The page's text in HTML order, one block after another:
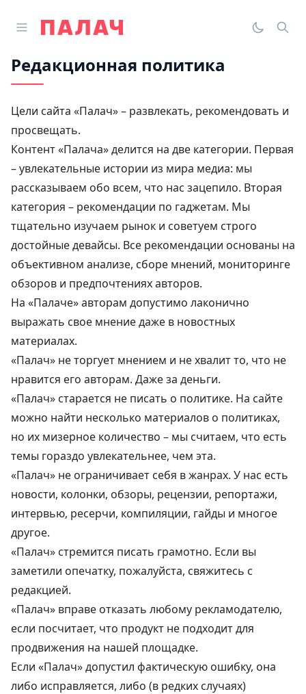
Открыть главное меню
Палач
Редакционная политика
Цели сайта «Палач» – развлекать, рекомендовать и
просвещать.
Контент «Палача» делится на две категории. Первая
– увлекательные истории из мира медиа: мы
рассказываем обо всем, что нас зацепило. Вторая
категория – рекомендации по гаджетам. Мы
тщательно изучаем рынок и советуем строго
достойные девайсы. Все рекомендации основаны на
объективном анализе, сборе мнений, мониторинге
обзоров и предпочтениях авторов.
На «Палаче» авторам допустимо лаконично
выражать свое мнение даже в новостных
материалах.
«Палач» не торгует мнением и не хвалит то, что не
нравится его авторам. Даже за деньги.
«Палач» старается не писать о политике. На сайте
можно найти несколько материалов о политиках,
но их мизерное количество – мы считаем, что есть
темы гораздо увлекательнее, чем эта.
«Палач» не ограничивает себя в жанрах. У нас есть
новости, колонки, обзоры, рецензии, репортажи,
интервью, ресерчи, компиляции, гайды и многое
другое.
«Палач» стремится писать грамотно. Если вы
заметили опечатку, пожалуйста, свяжитесь с
редакцией.
«Палач» вправе отказать любому рекламодателю,
если посчитает, что продукт не подходит для
продвижения на нашей площадке.
Если «Палач» допустил фактическую ошибку, она
либо исправляется, либо (в редких случаях)